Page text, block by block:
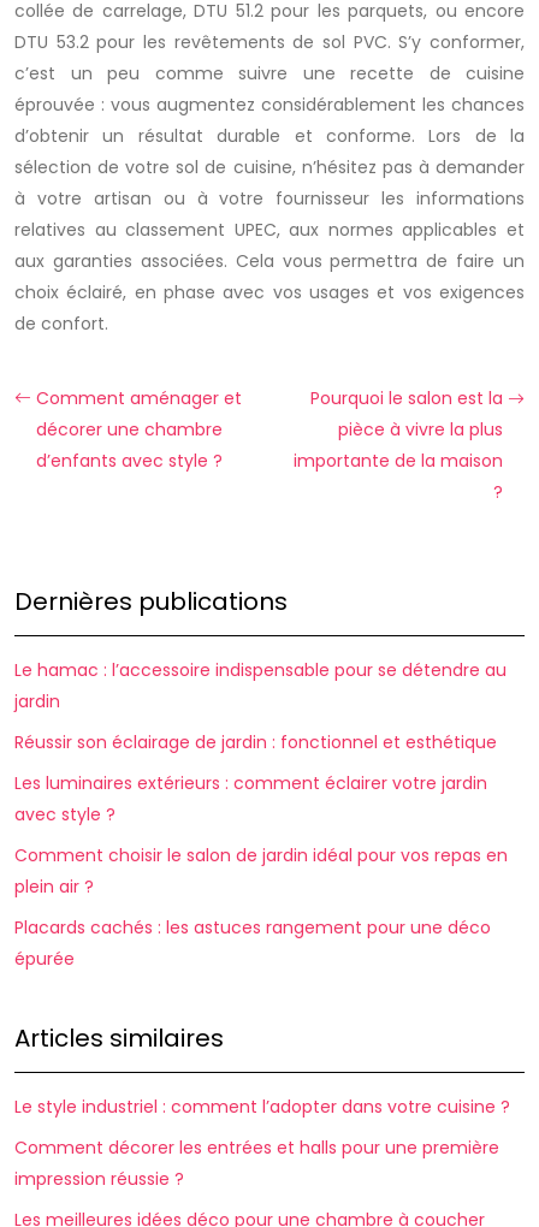
collée de carrelage, DTU 51.2 pour les parquets, ou encore
DTU 53.2 pour les revêtements de sol PVC. S’y conformer,
c’est un peu comme suivre une recette de cuisine
éprouvée : vous augmentez considérablement les chances
d’obtenir un résultat durable et conforme. Lors de la
sélection de votre sol de cuisine, n’hésitez pas à demander
à votre artisan ou à votre fournisseur les informations
relatives au classement UPEC, aux normes applicables et
aux garanties associées. Cela vous permettra de faire un
choix éclairé, en phase avec vos usages et vos exigences
de confort.
Comment aménager et
décorer une chambre
d’enfants avec style ?
Pourquoi le salon est la
pièce à vivre la plus
importante de la maison
?
Dernières publications
Le hamac : l’accessoire indispensable pour se détendre au
jardin
Réussir son éclairage de jardin : fonctionnel et esthétique
Les luminaires extérieurs : comment éclairer votre jardin
avec style ?
Comment choisir le salon de jardin idéal pour vos repas en
plein air ?
Placards cachés : les astuces rangement pour une déco
épurée
Articles similaires
Le style industriel : comment l’adopter dans votre cuisine ?
Comment décorer les entrées et halls pour une première
impression réussie ?
Les meilleures idées déco pour une chambre à coucher